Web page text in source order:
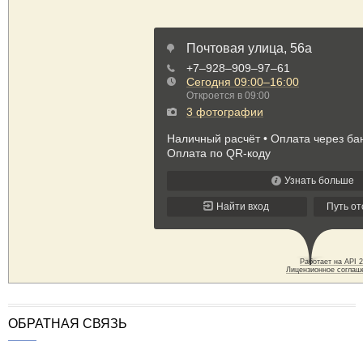
ОБРАТНАЯ СВЯЗЬ